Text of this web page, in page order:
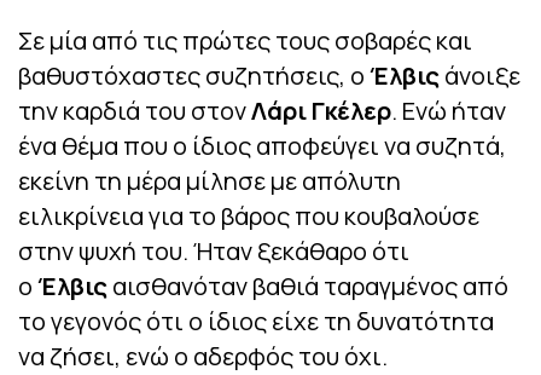
Σε μία από τις πρώτες τους σοβαρές και
βαθυστόχαστες συζητήσεις, οΈλβιςάνοιξε
την καρδιά του στονΛάριΓκέλερ. Ενώ ήταν
ένα θέμα που ο ίδιος αποφεύγει να συζητά,
εκείνη τη μέρα μίλησε με απόλυτη
ειλικρίνεια για το βάρος που κουβαλούσε
στην ψυχή του. Ήταν ξεκάθαρο ότι
οΈλβιςαισθανόταν βαθιά ταραγμένος από
το γεγονός ότι ο ίδιος είχε τη δυνατότητα
να ζήσει, ενώ ο αδερφός του όχι.